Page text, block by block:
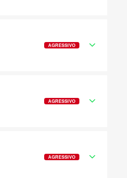
AGRESSIVO
AGRESSIVO
AGRESSIVO